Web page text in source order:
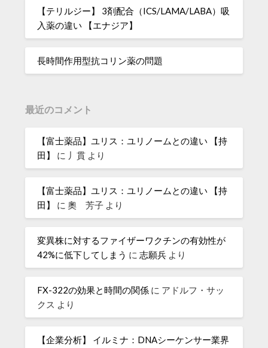
【テリルジー】 3剤配合（ICS/LAMA/LABA）吸
入薬の違い 【エナジア】
長時間作用型抗コリン薬の問題
最近のコメント
【富士薬品】ユリス：ユリノームとの違い 【持
田】
に 丿貫 より
【富士薬品】ユリス：ユリノームとの違い 【持
田】
に奧 芳子 より
変異株に対するファイザーワクチンの有効性が
42%に低下してしまう に志願兵 より
FX-322の効果と時間の関係 に アドルフ・サッ
クス より
【企業分析】 イルミナ：DNAシーケンサー業界